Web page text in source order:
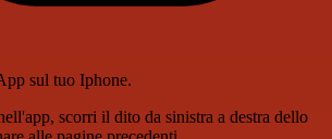
sul tuo Iphone.
scorri il dito da sinistra a destra dello